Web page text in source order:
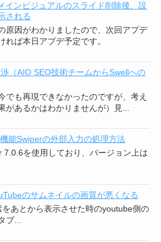
インビジュアルのスライド削除後、設
される
原因がわかりましたので、次回アプデ
れば本日アプデ予定です。
（AIO SEO技術チームからSwellへの
でも再現できなかったのですが、考え
があるかはわかりませんが）見...
能Swiperの外部入力の処理方法
7.0.6を使用しており、バージョン上は
のサムネイルの画質が悪くなる
あとから表示させた時のyoutube側の
ブ...